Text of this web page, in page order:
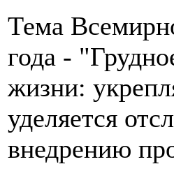
Тема
года -
жизни:
уделяется
внедрению